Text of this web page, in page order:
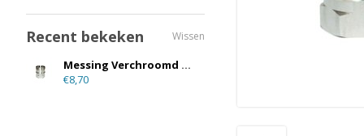
Recent bekeken Wissen
Messing Verchroomd Snelkoppeling 3/8" F
€8,70